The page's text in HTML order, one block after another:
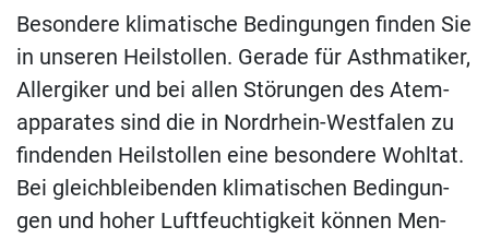
Be­son­de­re kli­ma­ti­sche Be­din­gun­gen fin­den Sie
in un­se­ren Heil­stol­len. Ge­ra­de für Asth­ma­ti­ker,
All­er­gi­ker und bei al­len Stö­run­gen des Atem­
ap­pa­ra­tes sind die in Nord­rhein-West­fa­len zu
fin­den­den Heil­stol­len eine be­son­de­re Wohl­tat.
Bei gleich­blei­ben­den kli­ma­ti­schen Be­din­gun­
gen und ho­her Luft­feuch­tig­keit kön­nen Men­